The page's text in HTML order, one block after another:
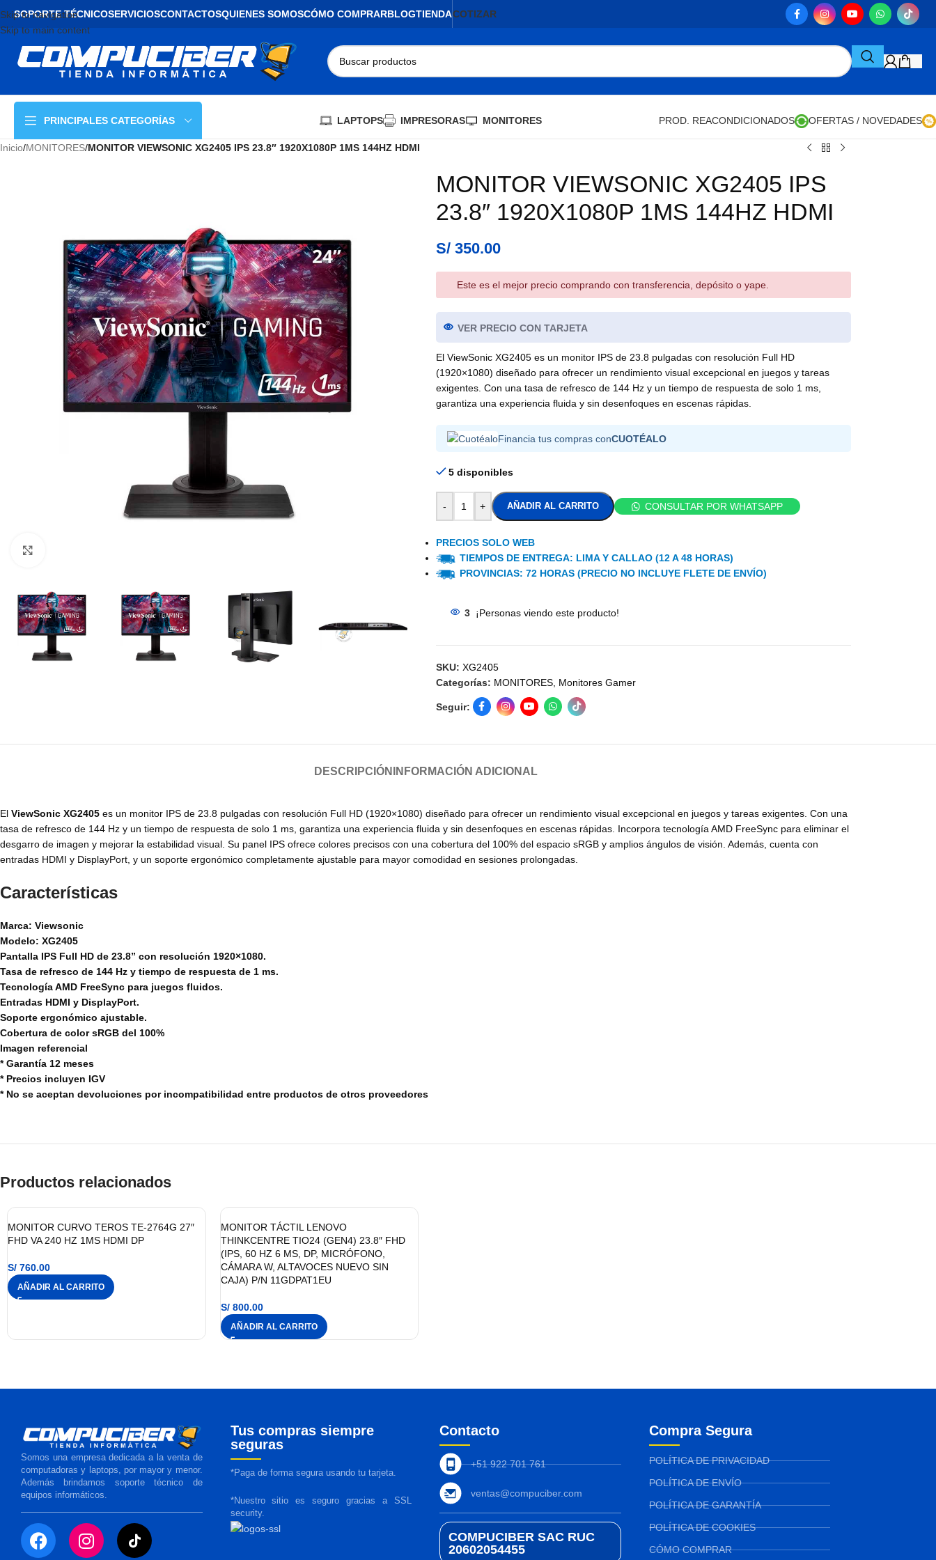
Skip to navigation
Skip to main content
SOPORTE TÉCNICOSERVICIOSCONTACTOSQUIENES SOMOSCÓMO COMPRARBLOGTIENDACOTIZAR
PRINCIPALES CATEGORÍAS LAPTOPS IMPRESORAS MONITORES PROD. REACONDICIONADOS OFERTAS / NOVEDADES
Inicio/MONITORES/MONITOR VIEWSONIC XG2405 IPS 23.8″ 1920X1080P 1MS 144HZ HDMI
MONITOR VIEWSONIC XG2405 IPS
23.8″ 1920X1080P 1MS 144HZ HDMI
S/350.00
Este es el mejor precio comprando con transferencia, depósito o yape.
VER PRECIO CON TARJETA
El ViewSonic XG2405 es un monitor IPS de 23.8 pulgadas con resolución Full HD
(1920×1080) diseñado para ofrecer un rendimiento visual excepcional en juegos y tareas
exigentes. Con una tasa de refresco de 144 Hz y un tiempo de respuesta de solo 1 ms,
garantiza una experiencia fluida y sin desenfoques en escenas rápidas.
Financia tus compras conCUOTÉALO
5 disponibles
- + AÑADIR AL CARRITO CONSULTAR POR WHATSAPP
PRECIOS SOLO WEB
TIEMPOS DE ENTREGA: LIMA Y CALLAO (12 A 48 HORAS)
PROVINCIAS: 72 HORAS (PRECIO NO INCLUYE FLETE DE ENVÍO)
3 ¡Personas viendo este producto!
SKU: XG2405
Categorías: MONITORES, Monitores Gamer
Seguir:
DESCRIPCIÓN INFORMACIÓN ADICIONAL
El ViewSonic XG2405 es un monitor IPS de 23.8 pulgadas con resolución Full HD (1920×1080) diseñado para ofrecer un rendimiento visual excepcional en juegos y tareas exigentes. Con una
tasa de refresco de 144 Hz y un tiempo de respuesta de solo 1 ms, garantiza una experiencia fluida y sin desenfoques en escenas rápidas. Incorpora tecnología AMD FreeSync para eliminar el
desgarro de imagen y mejorar la estabilidad visual. Su panel IPS ofrece colores precisos con una cobertura del 100% del espacio sRGB y amplios ángulos de visión. Además, cuenta con
entradas HDMI y DisplayPort, y un soporte ergonómico completamente ajustable para mayor comodidad en sesiones prolongadas.
Características
Marca: Viewsonic
Modelo: XG2405
Pantalla IPS Full HD de 23.8” con resolución 1920×1080.
Tasa de refresco de 144 Hz y tiempo de respuesta de 1 ms.
Tecnología AMD FreeSync para juegos fluidos.
Entradas HDMI y DisplayPort.
Soporte ergonómico ajustable.
Cobertura de color sRGB del 100%
Imagen referencial
* Garantía 12 meses
* Precios incluyen IGV
* No se aceptan devoluciones por incompatibilidad entre productos de otros proveedores
Productos relacionados
MONITOR CURVO TEROS TE-2764G 27″
FHD VA 240 HZ 1MS HDMI DP
S/ 760.00
AÑADIR AL CARRITO
MONITOR TÁCTIL LENOVO
THINKCENTRE TIO24 (GEN4) 23.8″ FHD
(IPS, 60 HZ 6 MS, DP, MICRÓFONO,
CÁMARA W, ALTAVOCES NUEVO SIN
CAJA) P/N 11GDPAT1EU
S/800.00
AÑADIR AL CARRITO
Somos una empresa dedicada a la venta de
computadoras y laptops, por mayor y menor.
Además brindamos soporte técnico de
equipos informáticos.
Tus compras siempre
seguras
*Paga de forma segura usando tu tarjeta.
*Nuestro sitio es seguro gracias a SSL
security.
Contacto
+51 922 701 761
ventas@compuciber.com
COMPUCIBER SAC RUC
20602054455
Compra Segura
POLÍTICA DE PRIVACIDAD
POLÍTICA DE ENVÍO
POLÍTICA DE GARANTÍA
POLÍTICA DE COOKIES
CÓMO COMPRAR